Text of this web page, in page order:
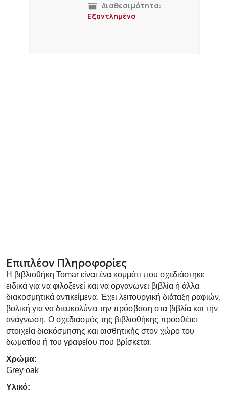
Διαθεσιμότητα:
Εξαντλημένο
Επιπλέον Πληροφορίες
Η βιβλιοθήκη Tomar είναι ένα κομμάτι που σχεδιάστηκε
ειδικά για να φιλοξενεί και να οργανώνει βιβλία ή άλλα
διακοσμητικά αντικείμενα. Έχει λειτουργική διάταξη ραφιών,
βολική για να διευκολύνει την πρόσβαση στα βιβλία και την
ανάγνωση. Ο σχεδιασμός της βιβλιοθήκης προσθέτει
στοιχεία διακόσμησης και αισθητικής στον χώρο του
δωματίου ή του γραφείου που βρίσκεται.
Χρώμα:
Grey oak
Υλικό: